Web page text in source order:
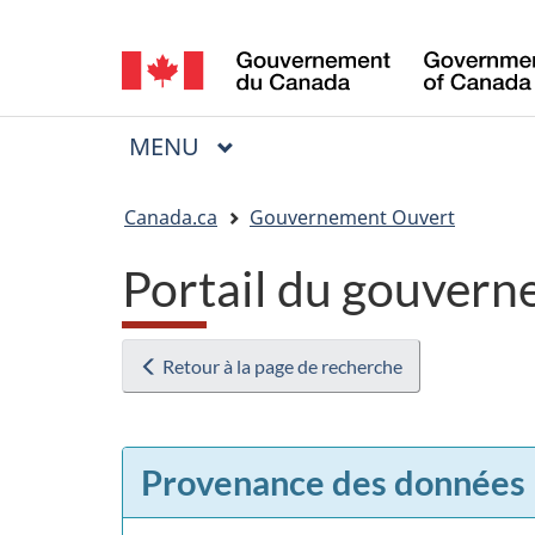
de
la
langue
Menu
MENU PRINCIPAL
Canada.ca Gouvernement Ouvert
Portail du
Retour à la page de recherche
Provenance des données